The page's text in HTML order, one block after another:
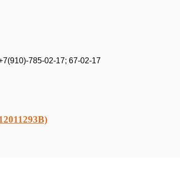
785-02-17; 67-02-17